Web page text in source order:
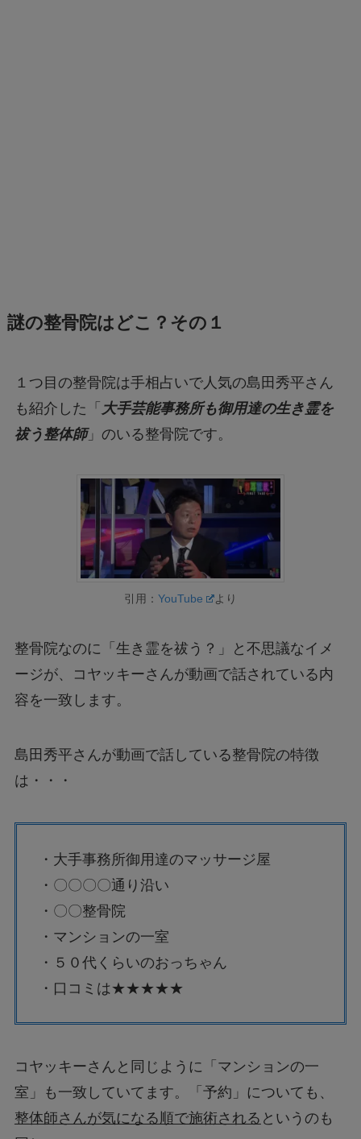
謎の整骨院はどこ？その１
１つ目の整骨院は手相占いで人気の島田秀平さん
も紹介した「 大手芸能事務所も御用達の生き霊を
祓う整体師」のいる整骨院です。
引用： YouTube より
整骨院なのに「生き霊を祓う？」と不思議なイメ
ージが、コヤッキーさんが動画で話されている内
容を一致します。
島田秀平さんが動画で話している整骨院の特徴
は・・・
・大手事務所御用達のマッサージ屋
・〇〇〇〇通り沿い
・〇〇整骨院
・マンションの一室
・５０代くらいのおっちゃん
・口コミは★★★★★
コヤッキーさんと同じように「マンションの一
室」も一致していてます。「予約」についても、
整体師さんが気になる順で施術される というのも